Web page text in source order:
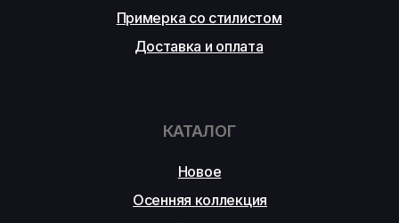
Новое
Осенняя коллекция
КАТАЛОГ
Примерка со стилистом
Доставка и оплата